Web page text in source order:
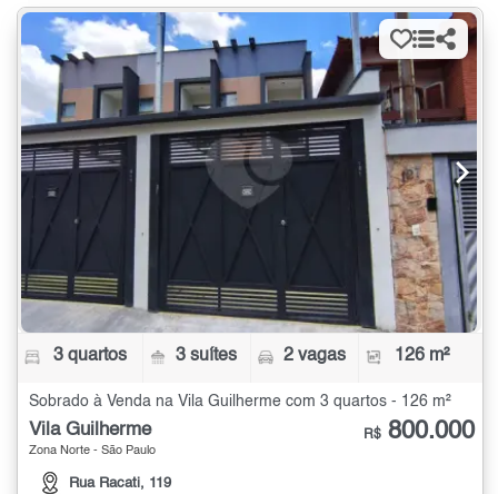
3 quartos 3 suítes 2 vagas 126 m²
Sobrado à Venda na Vila Guilherme com 3 quartos - 126 m²
Vila Guilherme
Zona Norte - São Paulo
Rua Racati, 119
R$ 800.000